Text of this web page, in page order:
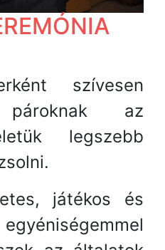
szívesen
az
legszebb
játékos és